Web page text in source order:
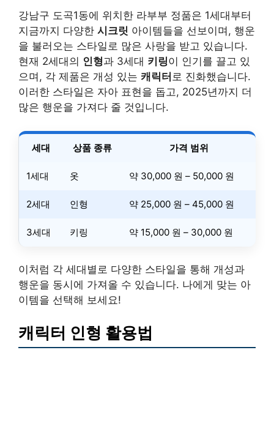
강남구 도곡1동에 위치한 라부부 정품은 1세대부터
지금까지 다양한 시크릿 아이템들을 선보이며, 행운
을 불러오는 스타일로 많은 사랑을 받고 있습니다.
현재 2세대의 인형과 3세대 키링이 인기를 끌고 있
으며, 각 제품은 개성 있는 캐릭터 로 진화했습니다.
이러한 스타일은 자아 표현을 돕고, 2025년까지 더
많은 행운을 가져다 줄 것입니다.
세대 상품 종류 가격 범위
1세대 옷 약 30,000 원 – 50,000 원
2세대 인형 약 25,000 원 – 45,000 원
3세대 키링 약 15,000 원 – 30,000 원
이처럼 각 세대별로 다양한 스타일을 통해 개성과
행운을 동시에 가져올 수 있습니다. 나에게 맞는 아
이템을 선택해 보세요!
캐릭터 인형 활용법